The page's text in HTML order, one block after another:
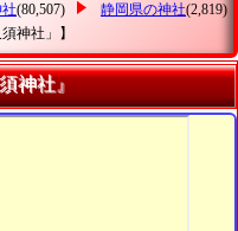
(80,507) 静岡県の神社(2,819)
神社」 】
神社』